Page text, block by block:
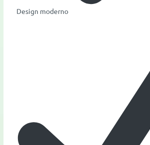
Design moderno